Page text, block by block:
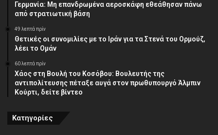
Γερμανία: Μη επανδρωμένα αεροσκάφη εθεάθησαν πάνω
από στρατιωτική βάση
49 λεπτά πρίν
Θετικές οι συνομιλίες με το Ιράν για τα Στενά του Ορμούζ,
λέει το Ομάν
60 λεπτά πρίν
Χάος στη Βουλή του Κοσόβου: Βουλευτής της
αντιπολίτευσης πέταξε αυγά στον πρωθυπουργό Άλμπιν
Κούρτι, δείτε βίντεο
Κατηγορίες